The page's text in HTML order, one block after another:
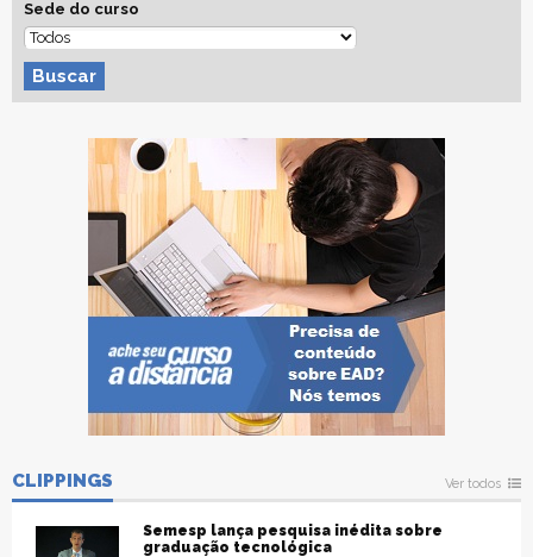
Sede do curso
Buscar
CLIPPINGS Ver todos
Semesp lança pesquisa inédita sobre
graduação tecnológica